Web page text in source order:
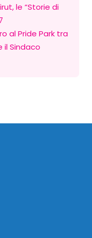
le “Storie di
al Pride Park tra
il Sindaco